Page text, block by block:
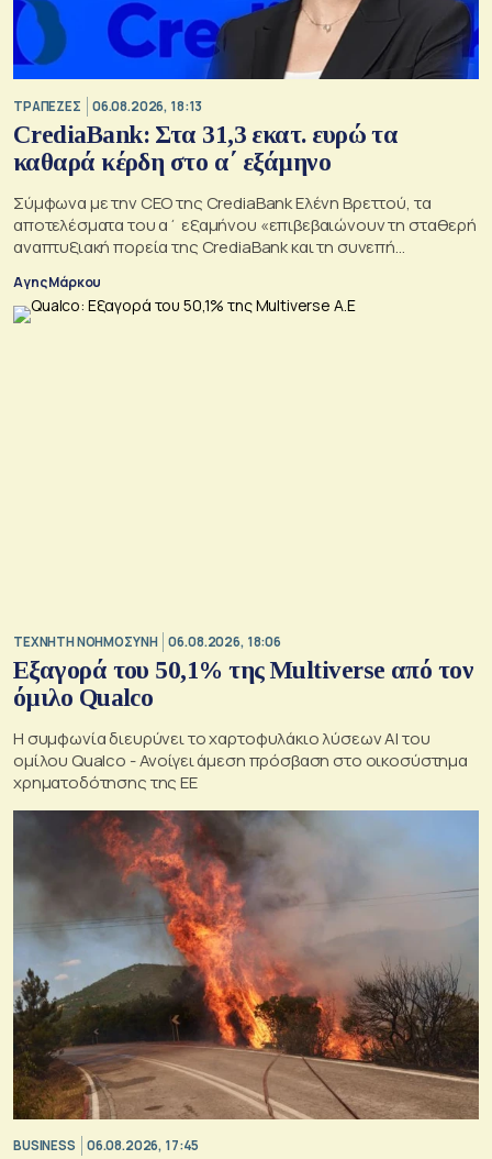
ΤΡΑΠΕΖΕΣ 06.08.2026, 18:13
CrediaBank: Στα 31,3 εκατ. ευρώ τα
καθαρά κέρδη στο α΄ εξάμηνο
Σύμφωνα με την CEO της CrediaBank Ελένη Βρεττού, τα
αποτελέσματα του α΄ εξαμήνου «επιβεβαιώνουν τη σταθερή
αναπτυξιακή πορεία της CrediaBank και τη συνεπή
Αγης Μάρκου
TΕΧΝΗΤΗ ΝΟΗΜΟΣΥΝΗ 06.08.2026, 18:06
Εξαγορά του 50,1% της Multiverse από τον
όμιλο Qualco
Η συμφωνία διευρύνει το χαρτοφυλάκιο λύσεων ΑΙ του
ομίλου Qualco - Ανοίγει άμεση πρόσβαση στο οικοσύστημα
χρηματοδότησης της ΕΕ
BUSINESS 06.08.2026, 17:45